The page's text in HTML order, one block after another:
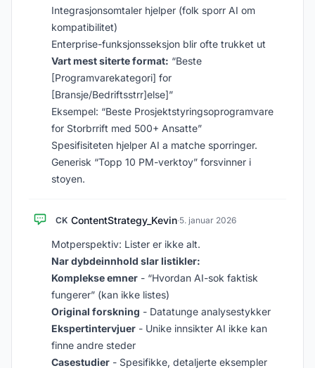
Integrasjonsomtaler hjelper (folk sporr AI om
kompatibilitet)
Enterprise-funksjonsseksjon blir ofte trukket ut
Vart mest siterte format: “Beste
[Programvarekategori] for
[Bransje/Bedriftsstrr]else]”
Eksempel: “Beste Prosjektstyringsoprogramvare
for Storbrrift med 500+ Ansatte”
Spesifisiteten hjelper AI a matche sporringer.
Generisk “Topp 10 PM-verktoy” forsvinner i
stoyen.
CK ContentStrategy_Kevin·5. januar 2026
Motperspektiv: Lister er ikke alt.
Nar dybdeinnhold slar listikler:
Komplekse emner - “Hvordan AI-sok faktisk
fungerer” (kan ikke listes)
Original forskning - Datatunge analysestykker
Ekspertintervjuer - Unike innsikter AI ikke kan
finne andre steder
Casestudier - Spesifikke, detaljerte eksempler